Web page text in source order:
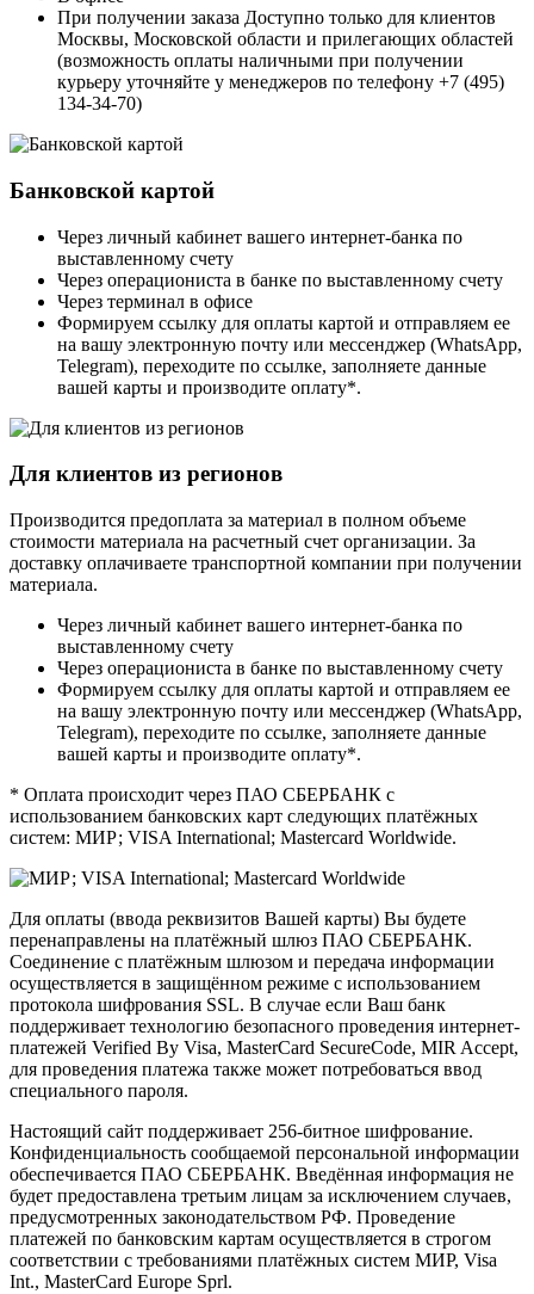
При получении заказа Доступно только для клиентов
Москвы, Московской области и прилегающих областей
(возможность оплаты наличными при получении
курьеру уточняйте у менеджеров по телефону +7 (495)
134-34-70)
Банковской картой
Через личный кабинет вашего интернет-банка по
выставленному счету
Через операциониста в банке по выставленному счету
Через терминал в офисе
Формируем ссылку для оплаты картой и отправляем ее
на вашу электронную почту или мессенджер (WhatsApp,
Telegram), переходите по ссылке, заполняете данные
вашей карты и производите оплату*.
Для клиентов из регионов
Производится предоплата за материал в полном объеме
стоимости материала на расчетный счет организации. За
доставку оплачиваете транспортной компании при получении
материала.
Через личный кабинет вашего интернет-банка по
выставленному счету
Через операциониста в банке по выставленному счету
Формируем ссылку для оплаты картой и отправляем ее
на вашу электронную почту или мессенджер (WhatsApp,
Telegram), переходите по ссылке, заполняете данные
вашей карты и производите оплату*.
* Оплата происходит через ПАО СБЕРБАНК с
использованием банковских карт следующих платёжных
систем: МИР; VISA International; Mastercard Worldwide.
Для оплаты (ввода реквизитов Вашей карты) Вы будете
перенаправлены на платёжный шлюз ПАО СБЕРБАНК.
Соединение с платёжным шлюзом и передача информации
осуществляется в защищённом режиме с использованием
протокола шифрования SSL. В случае если Ваш банк
поддерживает технологию безопасного проведения интернет-
платежей Verified By Visa, MasterCard SecureCode, MIR Accept,
для проведения платежа также может потребоваться ввод
специального пароля.
Настоящий сайт поддерживает 256-битное шифрование.
Конфиденциальность сообщаемой персональной информации
обеспечивается ПАО СБЕРБАНК. Введённая информация не
будет предоставлена третьим лицам за исключением случаев,
предусмотренных законодательством РФ. Проведение
платежей по банковским картам осуществляется в строгом
соответствии с требованиями платёжных систем МИР, Visa
Int., MasterCard Europe Sprl.